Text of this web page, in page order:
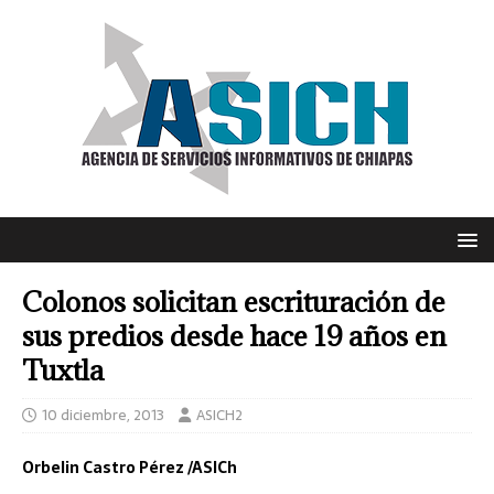
Colonos solicitan escrituración de
sus predios desde hace 19 años en
Tuxtla
10 diciembre, 2013 ASICH2
Orbelin Castro Pérez /ASICh